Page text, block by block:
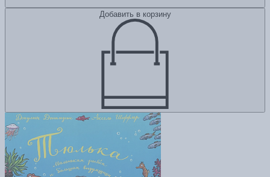
Добавить в корзину